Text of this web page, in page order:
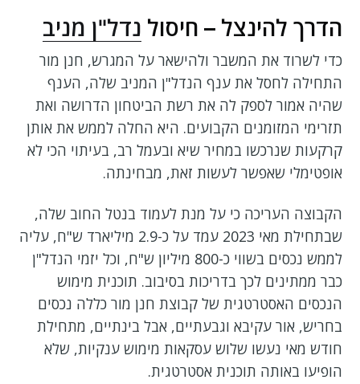
הדרך להינצל – חיסול נדל"ן מניב
כדי לשרוד את המשבר ולהישאר על המגרש, חנן מור
התחילה לחסל את ענף הנדל"ן המניב שלה, הענף
שהיה אמור לספק לה את רשת הביטחון הדרושה ואת
תזרימי המזומנים הקבועים. היא החלה לממש את אותן
קרקעות שנרכשו במחיר שיא ובעמל רב, בעיתוי הכי לא
אופטימלי שאפשר לעשות זאת, מבחינתה.
הקבוצה העריכה כי על מנת לעמוד בנטל החוב שלה,
שבתחילת מאי 2023 עמד על כ-2.9 מיליארד ש"ח, עליה
לממש נכסים בשווי כ-800 מיליון ש"ח, וכל יזמי הנדל"ן
כבר ממתינים לכך בדריכות בסיבוב. תוכנית מימוש
הנכסים האסטרטגית של קבוצת חנן מור כללה נכסים
בחריש, אור עקיבא וגבעתיים, אבל בינתיים, מתחילת
חודש מאי נעשו שלוש עסקאות מימוש ענקיות, שלא
הופיעו באותה תוכנית אסטרטגית.